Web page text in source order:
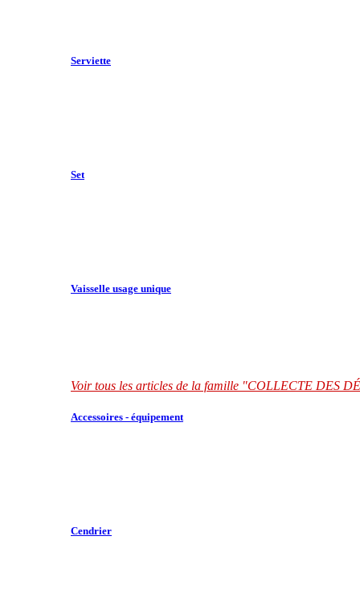
Serviette
Set
Vaisselle usage unique
Voir tous les articles de la famille "COLLECTE DES
Accessoires - équipement
Cendrier